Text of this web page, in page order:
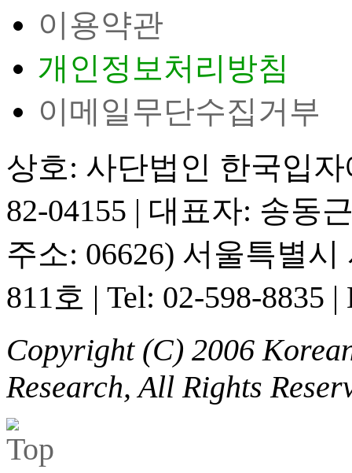
이용약관
개인정보처리방침
이메일무단수집거부
상호: 사단법인 한국입
82-04155 | 대표자: 송동
주소: 06626) 서울특별
811호 | Tel: 02-598-8835 |
Copyright (C) 2006
Research, All Rights